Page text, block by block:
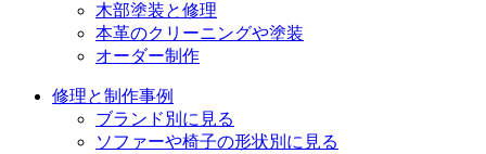
木部塗装と修理
本革のクリーニングや塗装
オーダー制作
修理と制作事例
ブランド別に見る
ソファーや椅子の形状別に見る